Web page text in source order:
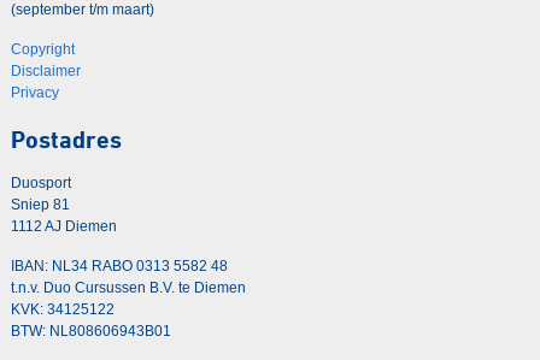
(september t/m maart)
Copyright
Disclaimer
Privacy
Postadres
Duosport
Sniep 81
1112 AJ Diemen
IBAN: NL34 RABO 0313 5582 48
t.n.v. Duo Cursussen B.V. te Diemen
KVK: 34125122
BTW: NL808606943B01